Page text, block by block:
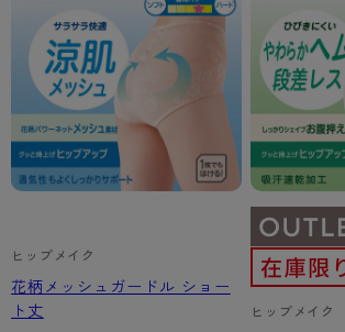
ヒップメイク
花柄メッシュガードル ショー
ト丈
ヒップメイク